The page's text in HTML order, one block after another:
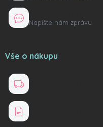
Napište nám zprávu
Vše o nákupu